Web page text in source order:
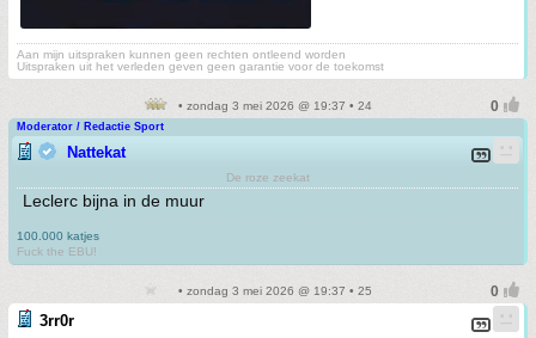
Aan mijn uitspraken kunnen geen rechten ontleend worden
Uitspraken uit het verleden geven geen garantie voor de toekomst
• zondag 3 mei 2026 @ 19:37 • 24
Moderator / Redactie Sport
Nattekat
De roze zeekat
Leclerc bijna in de muur
100.000 katjes
Fuck the EBU!
• zondag 3 mei 2026 @ 19:37 • 25
3rr0r